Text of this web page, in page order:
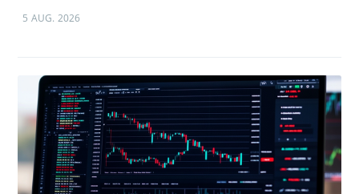
5 AUG. 2026